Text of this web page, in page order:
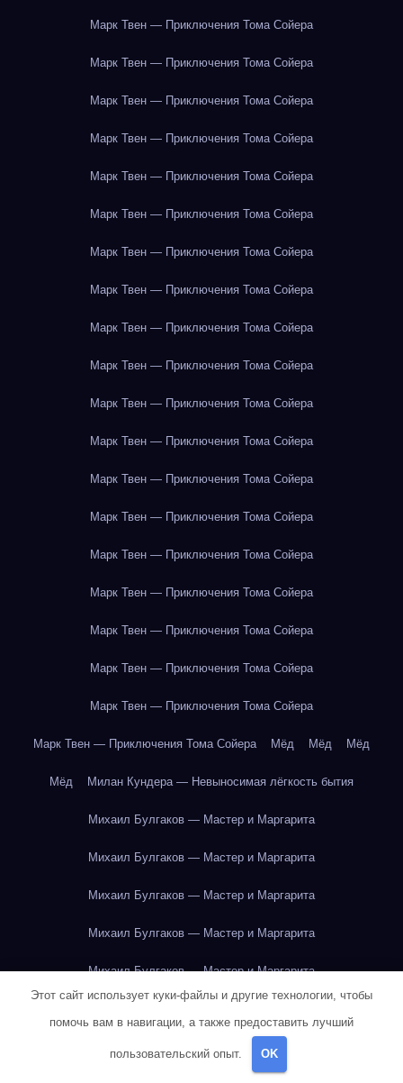
Марк Твен — Приключения Тома Сойера
Марк Твен — Приключения Тома Сойера
Марк Твен — Приключения Тома Сойера
Марк Твен — Приключения Тома Сойера
Марк Твен — Приключения Тома Сойера
Марк Твен — Приключения Тома Сойера
Марк Твен — Приключения Тома Сойера
Марк Твен — Приключения Тома Сойера
Марк Твен — Приключения Тома Сойера
Марк Твен — Приключения Тома Сойера
Марк Твен — Приключения Тома Сойера
Марк Твен — Приключения Тома Сойера
Марк Твен — Приключения Тома Сойера
Марк Твен — Приключения Тома Сойера
Марк Твен — Приключения Тома Сойера
Марк Твен — Приключения Тома Сойера
Марк Твен — Приключения Тома Сойера
Марк Твен — Приключения Тома Сойера
Марк Твен — Приключения Тома Сойера
Марк Твен — Приключения Тома Сойера Мёд Мёд Мёд
Мёд Милан Кундера — Невыносимая лёгкость бытия
Михаил Булгаков — Мастер и Маргарита
Михаил Булгаков — Мастер и Маргарита
Михаил Булгаков — Мастер и Маргарита
Михаил Булгаков — Мастер и Маргарита
Михаил Булгаков — Мастер и Маргарита
Михаил Булгаков — Мастер и Маргарита
Этот сайт использует куки-файлы и другие технологии, чтобы
помочь вам в навигации, а также предоставить лучший
пользовательский опыт. OK